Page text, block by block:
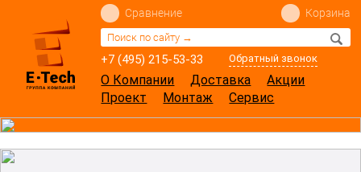
+7 (495) 215-53-33 Обратный звонок
Сравнение Корзина
О Компании Доставка
Акции
Проект
Монтаж Сервис